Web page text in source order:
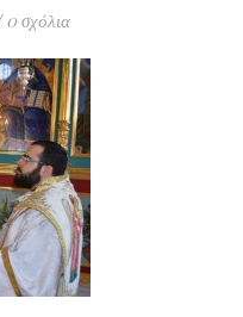
0 σχόλια